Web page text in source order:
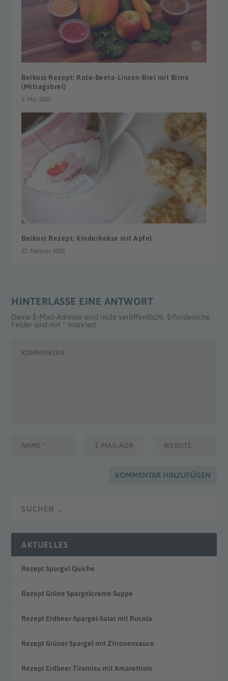
Beikost Rezept: Rote-Beete-Linsen-Brei mit Birne
(Mittagsbrei)
2. Mai 2020
Beikost Rezept: Kinderkekse mit Apfel
21. Februar 2020
HINTERLASSE EINE ANTWORT
Deine E-Mail-Adresse wird nicht veröffentlicht. Erforderliche
Felder sind mit * markiert
AKTUELLES
Rezept Spargel Quiche
Rezept Grüne Spargelcreme Suppe
Rezept Erdbeer-Spargel-Salat mit Rucola
Rezept Grüner Spargel mit Zitronensauce
Rezept Erdbeer Tiramisu mit Amarettinis